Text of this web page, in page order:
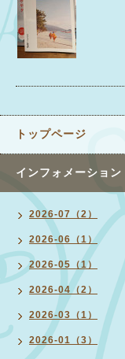
トップページ
インフォメーション
2026-07（2）
2026-06（1）
2026-05（1）
2026-04（2）
2026-03（1）
2026-01（3）